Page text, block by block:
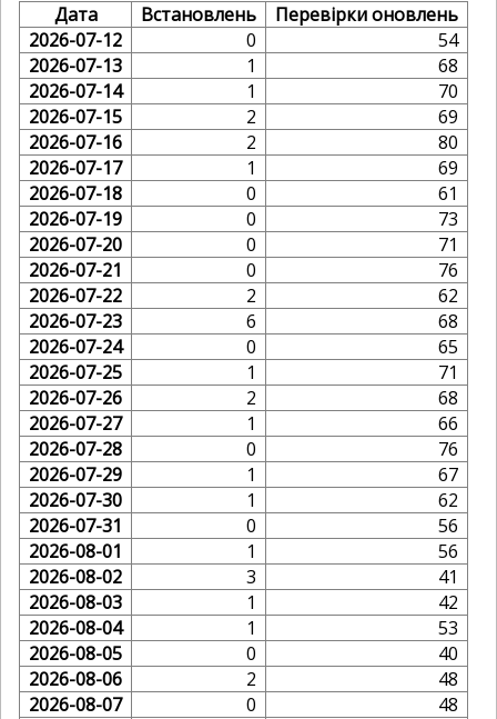
Дата Встановлень
Перевірки оновлень
2026-07-12
0
54
2026-07-13
1
68
2026-07-14
1
70
2026-07-15
2
69
2026-07-16
2
80
2026-07-17
1
69
2026-07-18
0
61
2026-07-19
0
73
2026-07-20
0
71
2026-07-21
0
76
2026-07-22
2
62
2026-07-23
6
68
2026-07-24
0
65
2026-07-25
1
71
2026-07-26
2
68
2026-07-27
1
66
2026-07-28
0
76
2026-07-29
1
67
2026-07-30
1
62
2026-07-31
0
56
2026-08-01
1
56
2026-08-02
3
41
2026-08-03
1
42
2026-08-04
1
53
2026-08-05
0
40
2026-08-06
2
48
2026-08-07
0
48